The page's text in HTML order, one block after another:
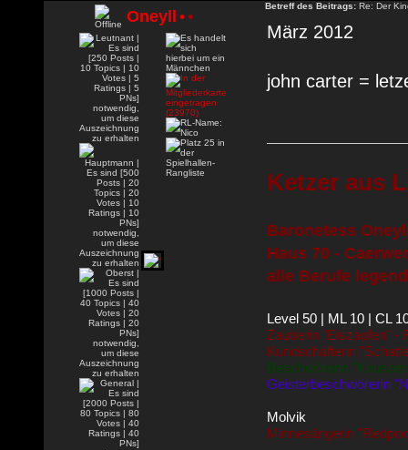
Oneyll ••
Betreff des Beitrags: Re: Der
März 2012
john carter =
Ketzer aus
Baronetess
Haus 70 -
alle Berufe
Level 50 | ML 10 | CL
Zauberin "Eiszapfen" -
Kundschafterin
Beschwörerin
Geisterbeschwörerin
Molvik
Minnesängerin